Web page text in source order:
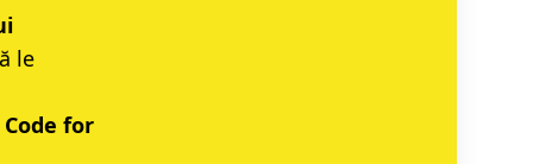
le
Code for